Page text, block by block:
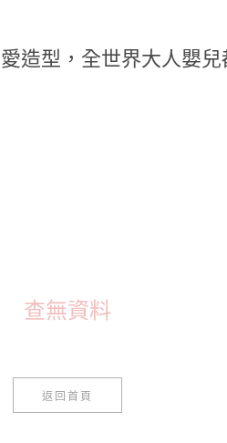
造型，全世界大人嬰兒
查無資料
返回首頁